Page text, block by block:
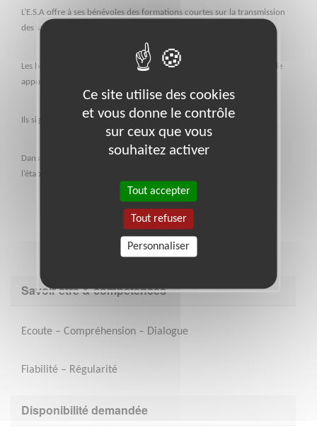
L’E.S.A offre à ses bénévoles des formations courtes sur la transmission
des savoirs.
Les bénévoles sont rattachés à une antenne locale dont le responsable
apporte aide et conseil.
Ils signent une charte définissant leur engagement.
Dans le cadre du soutien scolaire, ils peuvent être en relation avec
l’établissement fréquenté par l’enfant.
Savoir être & compétences
Ecoute – Compréhension – Dialogue
Fiabilité – Régularité
Disponibilité demandée
Ce site utilise des cookies
et vous donne le contrôle
sur ceux que vous
souhaitez activer
Tout accepter
Tout refuser
Personnaliser